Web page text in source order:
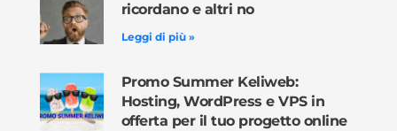
ricordano e altri no
Leggi di più »
Promo Summer Keliweb:
Hosting, WordPress e VPS in
offerta per il tuo progetto online